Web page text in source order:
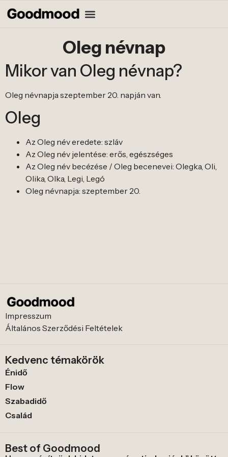
Oleg névnap
Mikor van Oleg névnap?
Oleg névnapja szeptember 20. napján van.
Oleg
Az Oleg név eredete: szláv
Az Oleg név jelentése: erős, egészséges
Az Oleg név becézése / Oleg becenevei: Olegka, Oli,
Olika, Olka, Legi, Legó
Oleg névnapja: szeptember 20.
Impresszum
Általános Szerződési Feltételek
Kedvenc témakörök
Énidő
Flow
Szabadidő
Család
Best of Goodmood